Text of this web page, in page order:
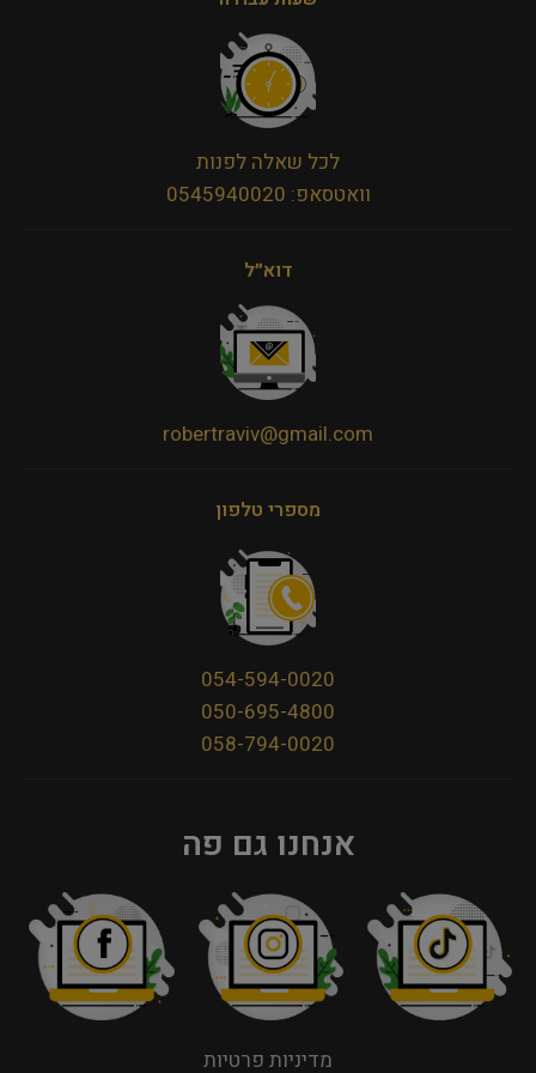
לכל שאלה לפנות
וואטסאפ: 0545940020
דוא״ל
robertraviv@gmail.com
מספרי טלפון
054-594-0020
050-695-4800
058-794-0020
אנחנו גם פה
מדיניות פרטיות